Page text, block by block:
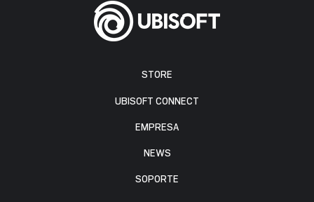
STORE
UBISOFT CONNECT
EMPRESA
NEWS
SOPORTE